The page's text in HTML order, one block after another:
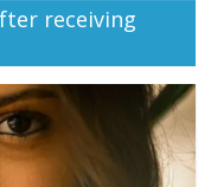
receiving